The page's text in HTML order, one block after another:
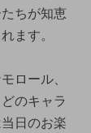
ちが知恵
ます。
ロール、
のキャラ
日のお楽